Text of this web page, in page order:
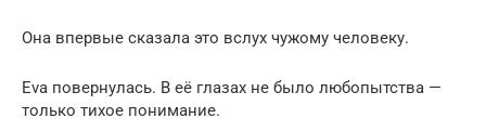
Она впервые сказала это вслух чужому человеку.
Eva повернулась. В её глазах не было любопытства —
только тихое понимание.